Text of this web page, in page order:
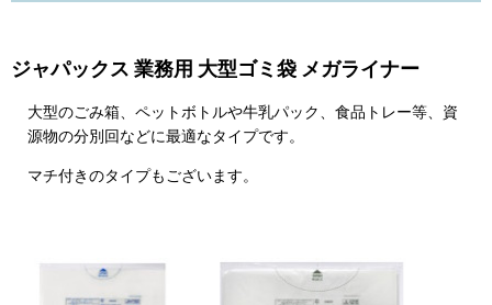
ジャパックス 業務用 大型ゴミ袋 メガライナー
大型のごみ箱、ペットボトルや牛乳パック、食品トレー等、資
源物の分別回などに最適なタイプです。
マチ付きのタイプもございます。